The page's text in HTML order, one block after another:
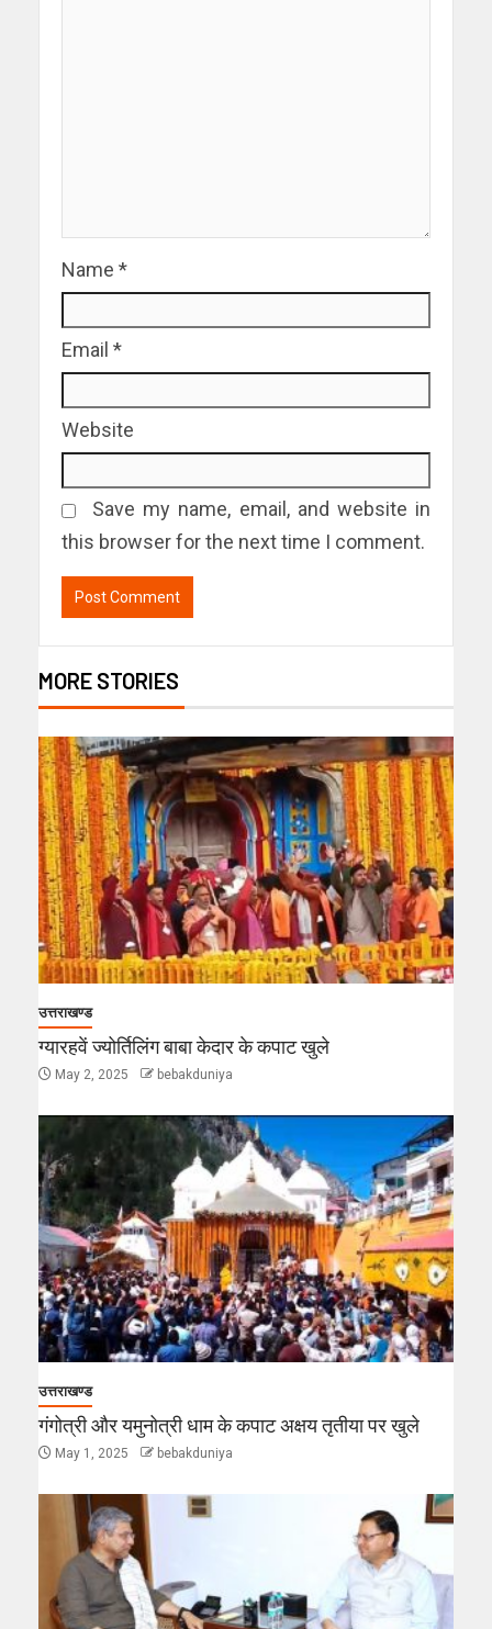
Name *
Email *
Website
Save my name, email, and website in
this browser for the next time I comment.
MORE STORIES
उत्तराखण्ड
ग्यारहवें ज्योर्तिलिंग बाबा केदार के कपाट खुले
May 2, 2025 bebakduniya
उत्तराखण्ड
गंगोत्री और यमुनोत्री धाम के कपाट अक्षय तृतीया पर खुले
May 1, 2025 bebakduniya